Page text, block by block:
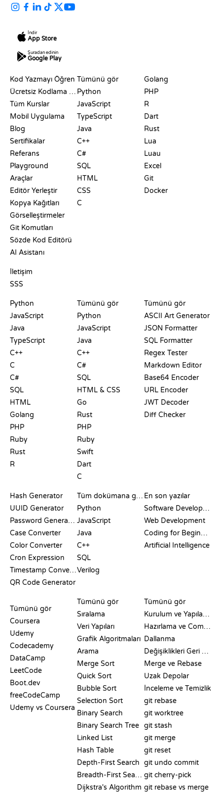
İndir
App Store
Şuradan edinin
Google Play
Kod Yazmayı Öğren
Ücretsiz Kodlama Siteleri
Tüm Kurslar
Mobil Uygulama
Blog
Sertifikalar
Referans
Playground
Araçlar
Editör Yerleştir
Kopya Kağıtları
Görselleştirmeler
Git Komutları
Sözde Kod Editörü
AI Asistanı
İletişim
SSS
Tümünü gör
Python
JavaScript
TypeScript
Java
C++
C#
SQL
HTML
CSS
C
Golang
PHP
R
Dart
Rust
Lua
Luau
Excel
Git
Docker
Python
JavaScript
Java
TypeScript
C++
C
C#
SQL
HTML
Golang
PHP
Ruby
Rust
R
Tümünü gör
Python
JavaScript
Java
C++
C#
SQL
HTML & CSS
Go
Rust
PHP
Ruby
Swift
Dart
C
Tümünü gör
ASCII Art Generator
JSON Formatter
SQL Formatter
Regex Tester
Markdown Editor
Base64 Encoder
URL Encoder
JWT Decoder
Diff Checker
Hash Generator
UUID Generator
Password Generator
Case Converter
Color Converter
Cron Expression
Timestamp Converter
QR Code Generator
Tüm dokümana göz at
Python
JavaScript
Java
C++
SQL
Verilog
En son yazılar
Software Development
Web Development
Coding for Beginners
Artificial Intelligence
KARŞILAŞTIRMALAR
Tümünü gör
Coursera
Udemy
Codecademy
DataCamp
LeetCode
Boot.dev
freeCodeCamp
Udemy vs Coursera
Tümünü gör
Sıralama
Veri Yapıları
Grafik Algoritmaları
Arama
Merge Sort
Quick Sort
Bubble Sort
Selection Sort
Binary Search
Binary Search Tree
Linked List
Hash Table
Depth-First Search
Breadth-First Search
Dijkstra's Algorithm
Tümünü gör
Kurulum ve Yapılandırma
Hazırlama ve Commit
Dallanma
Değişiklikleri Geri Alma
Merge ve Rebase
Uzak Depolar
İnceleme ve Temizlik
git rebase
git worktree
git stash
git merge
git reset
git undo commit
git cherry-pick
git rebase vs merge